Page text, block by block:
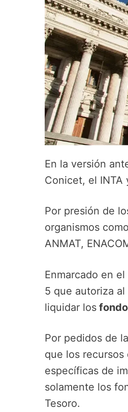
En la versión
Conicet, el INTA
Por presión de
organismos
ANMAT,
Enmarcado en
5 que autoriza
liquidar los
Por pedidos de
que los
específicas de
solamente los
Tesoro.